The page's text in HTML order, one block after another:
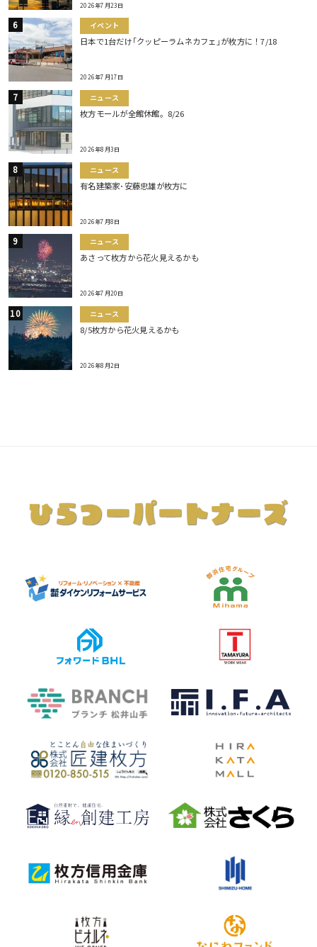
2026年7月23日
イベント
日本で1台だけ｢クッピーラムネカフェ｣が枚方に！7/18
2026年7月17日
ニュース
枚方モールが全館休館。8/26
2026年8月3日
ニュース
有名建築家･安藤忠雄が枚方に
2026年7月8日
ニュース
あさって枚方から花火見えるかも
2026年7月20日
ニュース
8/5枚方から花火見えるかも
2026年8月2日